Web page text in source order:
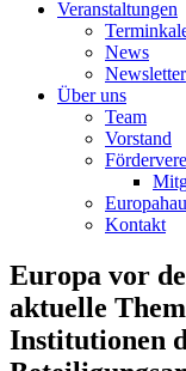
Veranstaltungen
News
Newsletter
Über uns
Team
Vorstand
Kontakt
Europa vor
aktuelle
Institutionen